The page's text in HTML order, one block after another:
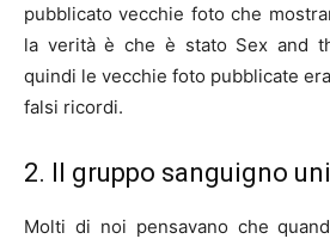
pubblicato vecchie foto che
la verità è che è stato Sex and
quindi le vecchie foto pubblicate
falsi ricordi.
2. Il gruppo sanguigno
Molti di noi pensavano che